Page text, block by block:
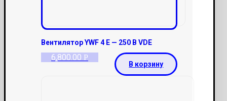
Вентилятор YWF 4 E — 250 В VDE
6,800.00 Р
В корзину